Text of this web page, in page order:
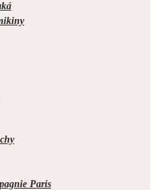
Paris